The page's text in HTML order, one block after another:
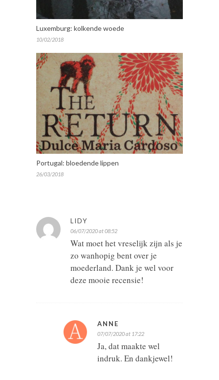
Luxemburg: kolkende woede
10/02/2018
Portugal: bloedende lippen
26/03/2018
LIDY
06/07/2020 at 08:52
Wat moet het vreselijk zijn als je
zo wanhopig bent over je
moederland. Dank je wel voor
deze mooie recensie!
ANNE
07/07/2020 at 17:22
Ja, dat maakte wel
indruk. En dankjewel!